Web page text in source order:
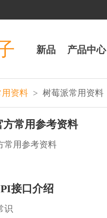
新品 产品中心
用资料 > 树莓派常用资料
方常用参考资料
常用参考资料
接口介绍
识